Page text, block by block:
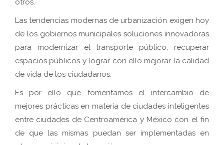
otros.
Las tendencias modernas de urbanización exigen hoy
de los gobiernos municipales soluciones innovadoras
para modernizar el transporte público, recuperar
espacios públicos y lograr con ello mejorar la calidad
de vida de los ciudadanos.
Es por ello que fomentamos el intercambio de
mejores prácticas en materia de ciudades inteligentes
entre ciudades de Centroamérica y México con el fin
de que las mismas puedan ser implementadas en